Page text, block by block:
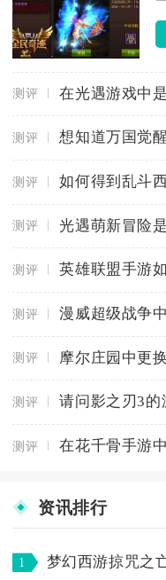
测评
测评 想知道万国觉
测评 如何得到乱斗
测评 光遇萌新冒险
测评 英雄联盟手游
测评 漫威超级战争
测评 摩尔庄园中更
测评 请问影之刃3的
测评 在花千骨手游
资讯排行
1 梦幻西游掠咒之